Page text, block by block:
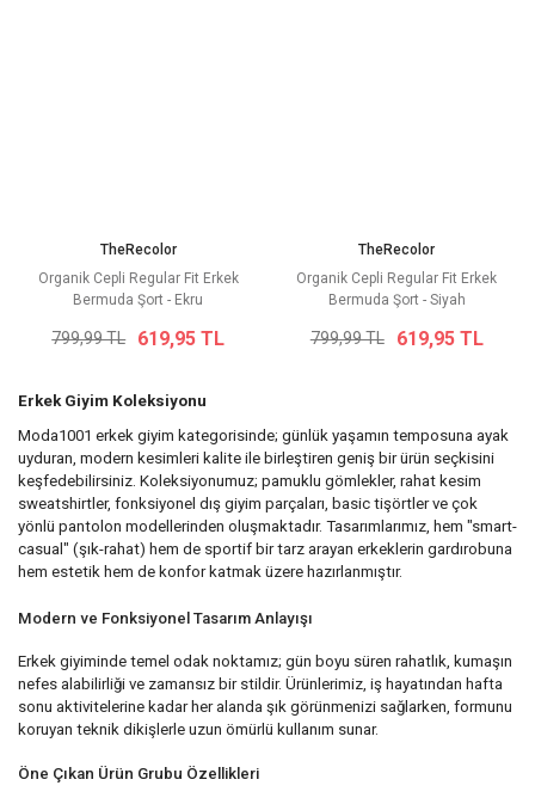
TheRecolor
Organik Cepli Regular Fit Erkek
Bermuda Şort - Ekru
799,99 TL 619,95 TL
TheRecolor
Organik Cepli Regular Fit Erkek
Bermuda Şort - Siyah
799,99 TL 619,95 TL
Erkek Giyim Koleksiyonu
Moda1001 erkek giyim kategorisinde; günlük yaşamın temposuna ayak
uyduran, modern kesimleri kalite ile birleştiren geniş bir ürün seçkisini
keşfedebilirsiniz. Koleksiyonumuz; pamuklu gömlekler, rahat kesim
sweatshirtler, fonksiyonel dış giyim parçaları, basic tişörtler ve çok
yönlü pantolon modellerinden oluşmaktadır. Tasarımlarımız, hem "smart-
casual" (şık-rahat) hem de sportif bir tarz arayan erkeklerin gardırobuna
hem estetik hem de konfor katmak üzere hazırlanmıştır.
Modern ve Fonksiyonel Tasarım Anlayışı
Erkek giyiminde temel odak noktamız; gün boyu süren rahatlık, kumaşın
nefes alabilirliği ve zamansız bir stildir. Ürünlerimiz, iş hayatından hafta
sonu aktivitelerine kadar her alanda şık görünmenizi sağlarken, formunu
koruyan teknik dikişlerle uzun ömürlü kullanım sunar.
Öne Çıkan Ürün Grubu Özellikleri